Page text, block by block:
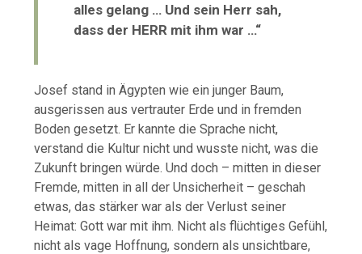
alles gelang … Und sein Herr sah,
dass der HERR mit ihm war …“
Josef stand in Ägypten wie ein junger Baum,
ausgerissen aus vertrauter Erde und in fremden
Boden gesetzt. Er kannte die Sprache nicht,
verstand die Kultur nicht und wusste nicht, was die
Zukunft bringen würde. Und doch – mitten in dieser
Fremde, mitten in all der Unsicherheit – geschah
etwas, das stärker war als der Verlust seiner
Heimat: Gott war mit ihm. Nicht als flüchtiges Gefühl,
nicht als vage Hoffnung, sondern als unsichtbare,